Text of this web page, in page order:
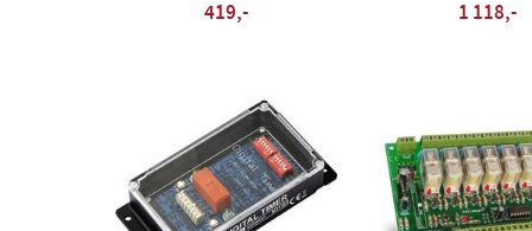
419,- 1 118,-